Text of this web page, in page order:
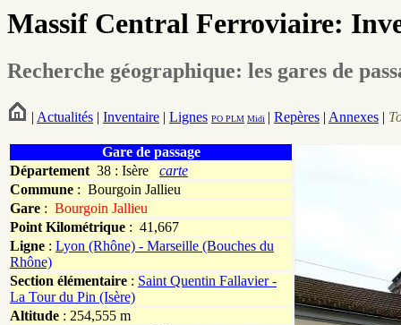
Massif Central Ferroviaire:
Recherche géographique: les gares de
| Actualités | Inventaire | Lignes PO PLM Midi | Repères | Annexes |
Gare de passage
Département 38 : Isère carte
Commune : Bourgoin Jallieu
Gare : Bourgoin Jallieu
Point Kilométrique : 41,667
Ligne : Lyon (Rhône) - Marseille (Bouches du
Rhône)
Section élémentaire : Saint Quentin Fallavier -
La Tour du Pin (Isère)
Altitude : 254,555 m